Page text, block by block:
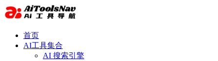
首页
AI工具集合
AI 搜索引擎